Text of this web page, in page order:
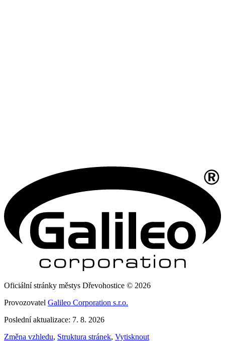
Oficiální stránky městys Dřevohostice © 2026
Provozovatel Galileo Corporation s.r.o.
Poslední aktualizace: 7. 8. 2026
Změna vzhledu, Struktura stránek, Vytisknout